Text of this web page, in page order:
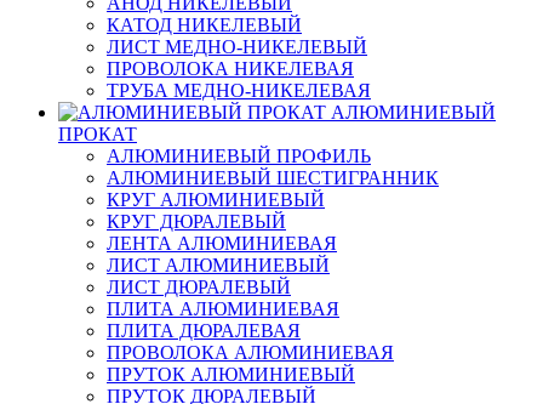
КАТОД НИКЕЛЕВЫЙ
ЛИСТ МЕДНО-НИКЕЛЕВЫЙ
ПРОВОЛОКА НИКЕЛЕВАЯ
ТРУБА МЕДНО-НИКЕЛЕВАЯ
АЛЮМИНИЕВЫЙ
ПРОКАТ
АЛЮМИНИЕВЫЙ ПРОФИЛЬ
АЛЮМИНИЕВЫЙ ШЕСТИГРАННИК
КРУГ АЛЮМИНИЕВЫЙ
КРУГ ДЮРАЛЕВЫЙ
ЛЕНТА АЛЮМИНИЕВАЯ
ЛИСТ АЛЮМИНИЕВЫЙ
ЛИСТ ДЮРАЛЕВЫЙ
ПЛИТА АЛЮМИНИЕВАЯ
ПЛИТА ДЮРАЛЕВАЯ
ПРОВОЛОКА АЛЮМИНИЕВАЯ
ПРУТОК АЛЮМИНИЕВЫЙ
ПРУТОК ДЮРАЛЕВЫЙ